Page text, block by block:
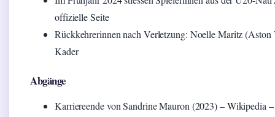
offizielle Seite
Rückkehrerinnen nach Verletzung: Noelle Maritz
Kader
Abgänge
Karriereende von Sandrine Mauron (2023) – Wikipedia